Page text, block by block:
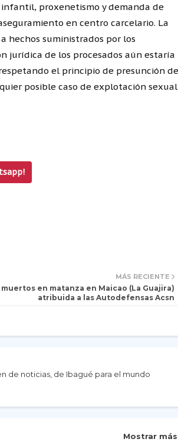
proxenetismo y demanda de
en centro carcelario. La
hechos suministrados por los
jurídica de los procesados aún estaría
el principio de presunción de
posible caso de explotación sexual
MÁS RECIENTE
muertos en matanza en Maicao (La Guajira)
atribuida a las Autodefensas Acsn
de noticias, de Ibagué para el mundo
Mostrar más